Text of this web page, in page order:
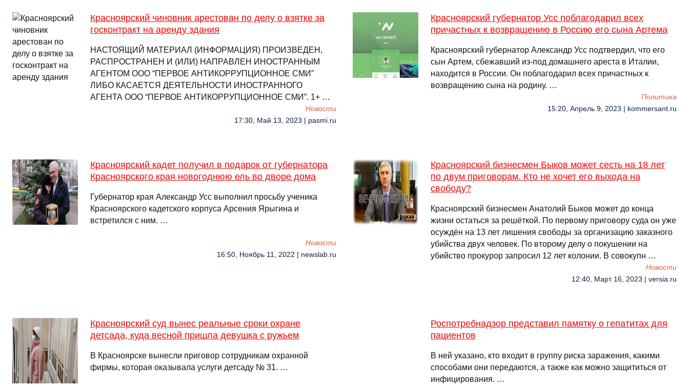
Красноярский чиновник арестован по делу о взятке за
госконтракт на аренду здания
НАСТОЯЩИЙ МАТЕРИАЛ (ИНФОРМАЦИЯ) ПРОИЗВЕДЕН,
РАСПРОСТРАНЕН И (ИЛИ) НАПРАВЛЕН ИНОСТРАННЫМ
АГЕНТОМ ООО “ПЕРВОЕ АНТИКОРРУПЦИОННОЕ СМИ”
ЛИБО КАСАЕТСЯ ДЕЯТЕЛЬНОСТИ ИНОСТРАННОГО
АГЕНТА ООО “ПЕРВОЕ АНТИКОРРУПЦИОННОЕ СМИ”. 1+ …
Новости
17:30, Май 13, 2023 | pasmi.ru
Красноярский губернатор Усс поблагодарил всех
причастных к возвращению в Россию его сына Артема
Красноярский губернатор Александр Усс подтвердил, что его
сын Артем, сбежавший из-под домашнего ареста в Италии,
находится в России. Он поблагодарил всех причастных к
возвращению сына на родину. …
Политика
15:20, Апрель 9, 2023 | kommersant.ru
Красноярский кадет получил в подарок от губернатора
Красноярского края новогоднюю ель во дворе дома
Губернатор края Александр Усс выполнил просьбу ученика
Красноярского кадетского корпуса Арсения Ярыгина и
встретился с ним. …
Новости
16:50, Ноябрь 11, 2022 | newslab.ru
Красноярский бизнесмен Быков может сесть на 18 лет
по двум приговорам. Кто не хочет его выхода на
свободу?
Красноярский бизнесмен Анатолий Быков может до конца
жизни остаться за решёткой. По первому приговору суда он уже
осуждён на 13 лет лишения свободы за организацию заказного
убийства двух человек. По второму делу о покушении на
убийство прокурор запросил 12 лет колонии. В совокупн …
Новости
12:40, Март 16, 2023 | versia.ru
Красноярский суд вынес реальные сроки охране
детсада, куда весной пришла девушка с ружьем
В Красноярске вынесли приговор сотрудникам охранной
фирмы, которая оказывала услуги детсаду № 31. …
Роспотребнадзор представил памятку о гепатитах для
пациентов
В ней указано, кто входит в группу риска заражения, какими
способами они передаются, а также как можно защититься от
инфицирования. …